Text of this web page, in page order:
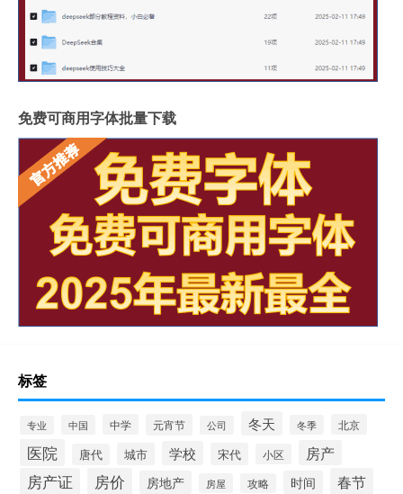
免费可商用字体批量下载
标签
专业 中国 中学 元宵节 公司 冬天 冬季 北京
医院 唐代 城市 学校 宋代 小区 房产
房产证 房价 房地产 房屋 攻略 时间 春节